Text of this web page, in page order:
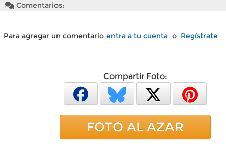
Comentarios:
Para agregar un comentario entra a tu cuenta o Regístrate
Compartir Foto:
FOTO AL AZAR